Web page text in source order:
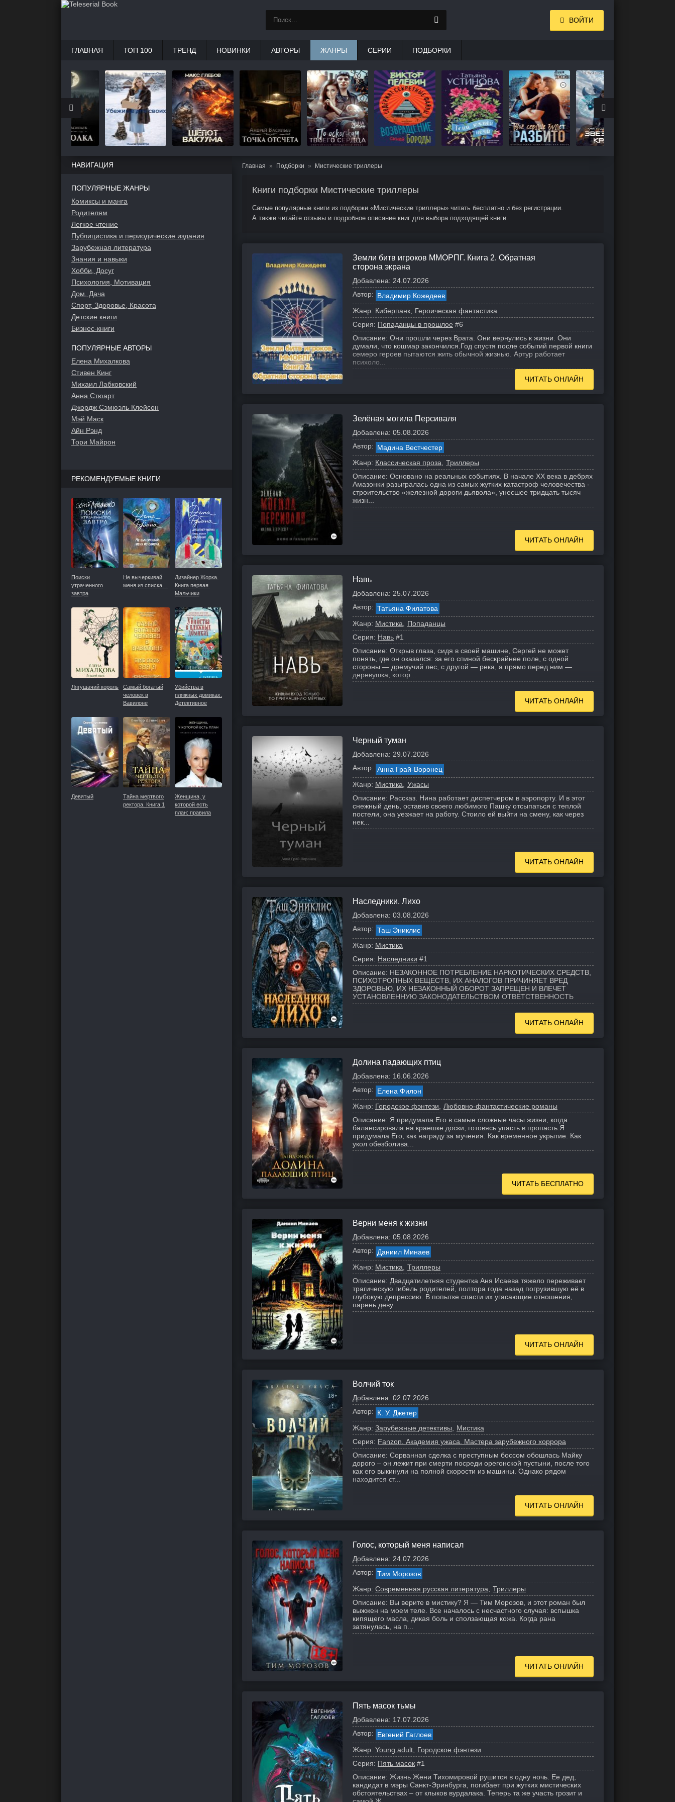
Главная Подборки Мистические триллеры
Книги подборки Мистические триллеры
Самые популярные книги из подборки «Мистические триллеры» читать бесплатно и без регистрации.
А также читайте отзывы и подробное описание книг для выбора подходящей книги.
Земли битв игроков ММОРПГ. Книга 2. Обратная
сторона экрана
Добавлена: 24.07.2026
Автор: Владимир Кожедеев
Жанр: Киберпанк
Героическая фантастика
Серия: Попаданцы в прошлое #6
Описание: Они прошли через Врата. Они вернулись к жизни. Они
думали, что кошмар закончился. Год спустя после событий первой книги
семеро героев пытаются жить обычной жизнью. Артур работает
психоло...
ЧИТАТЬ ОНЛАЙН
Зелёная могила Персиваля
Добавлена: 05.08.2026
Автор: Мадина Вестчестер
Жанр: Классическая проза
Триллеры
Описание: Основано на реальных событиях. В начале XX века в дебрях
Амазонки разыгралась одна из самых жутких катастроф человечества -
строительство «железной дороги дьявола», унесшее тридцать тысяч
жизн...
ЧИТАТЬ ОНЛАЙН
Навь
Добавлена: 25.07.2026
Автор: Татьяна Филатова
Жанр: Мистика
Попаданцы
Серия: Навь #1
Описание: Открыв глаза, сидя в своей машине, Сергей не может
понять, где он оказался: за его спиной бескрайнее поле, с одной
стороны — дремучий лес, с другой — река, а прямо перед ним —
деревушка, котор...
ЧИТАТЬ ОНЛАЙН
Черный туман
Добавлена: 29.07.2026
Автор: Анна Грай-Воронец
Жанр: Мистика
Ужасы
Описание: Рассказ. Нина работает диспетчером в аэропорту. И в этот
снежный день, оставив своего любимого Пашку отсыпаться с теплой
постели, она уезжает на работу. Стоило ей выйти на смену, как через
нек...
ЧИТАТЬ ОНЛАЙН
Наследники. Лихо
Добавлена: 03.08.2026
Автор: Таш Эниклис
Жанр: Мистика
Серия: Наследники #1
Описание: НЕЗАКОННОЕ ПОТРЕБЛЕНИЕ НАРКОТИЧЕСКИХ СРЕДСТВ,
ПСИХОТРОПНЫХ ВЕЩЕСТВ, ИХ АНАЛОГОВ ПРИЧИНЯЕТ ВРЕД
ЗДОРОВЬЮ, ИХ НЕЗАКОННЫЙ ОБОРОТ ЗАПРЕЩЕН И ВЛЕЧЕТ
УСТАНОВЛЕННУЮ ЗАКОНОДАТЕЛЬСТВОМ ОТВЕТСТВЕННОСТЬ
ЧИТАТЬ ОНЛАЙН
Долина падающих птиц
Добавлена: 16.06.2026
Автор: Елена Филон
Жанр: Городское фэнтези
Любовно-фантастические романы
Описание: Я придумала Его в самые сложные часы жизни, когда
балансировала на краешке доски, готовясь упасть в пропасть.Я
придумала Его, как награду за мучения. Как временное укрытие. Как
укол обезболива...
ЧИТАТЬ БЕСПЛАТНО
Верни меня к жизни
Добавлена: 05.08.2026
Автор: Даниил Минаев
Жанр: Мистика
Триллеры
Описание: Двадцатилетняя студентка Аня Исаева тяжело переживает
трагическую гибель родителей, полтора года назад погрузившую её в
глубокую депрессию. В попытке спасти их угасающие отношения,
парень деву...
ЧИТАТЬ ОНЛАЙН
Волчий ток
Добавлена: 02.07.2026
Автор: К. У. Джетер
Жанр: Зарубежные детективы
Мистика
Серия: Fanzon. Академия ужаса. Мастера зарубежного хоррора
Описание: Сорванная сделка с преступным боссом обошлась Майку
дорого – он лежит при смерти посреди орегонской пустыни, после того
как его выкинули на полной скорости из машины. Однако рядом
находится ст...
ЧИТАТЬ ОНЛАЙН
Голос, который меня написал
Добавлена: 24.07.2026
Автор: Тим Морозов
Жанр: Современная русская литература
Триллеры
Описание: Вы верите в мистику? Я — Тим Морозов, и этот роман был
выжжен на моем теле. Все началось с несчастного случая: вспышка
кипящего масла, дикая боль и сползающая кожа. Когда рана
затянулась, на п...
ЧИТАТЬ ОНЛАЙН
Пять масок тьмы
Добавлена: 17.07.2026
Автор: Евгений Гаглоев
Жанр: Young adult
Городское фэнтези
Серия: Пять масок #1
Описание: Жизнь Жени Тихомировой рушится в одну ночь. Ее дед,
кандидат в мэры Санкт-Эринбурга, погибает при жутких мистических
обстоятельствах – от клыков вурдалака. Теперь та же участь грозит и
НАВИГАЦИЯ
ПОПУЛЯРНЫЕ ЖАНРЫ
Комиксы и манга
Родителям
Легкое чтение
Публицистика и периодические издания
Зарубежная литература
Знания и навыки
Хобби, Досуг
Психология, Мотивация
Дом, Дача
Спорт, Здоровье, Красота
Детские книги
Бизнес-книги
ПОПУЛЯРНЫЕ АВТОРЫ
Елена Михалкова
Стивен Кинг
Михаил Лабковский
Анна Стюарт
Джордж Сэмюэль Клейсон
Мэй Маск
Айн Рэнд
Тори Майрон
РЕКОМЕНДУЕМЫЕ КНИГИ
Поиски
утраченного
завтра
Не вычеркивай
меня из списка…
Дизайнер Жорка.
Книга первая.
Мальчики
Лягушачий король
Самый богатый
человек в
Вавилоне
Убийства в
пляжных домиках.
Детективное
«Благотворительный
магазин»
Девятый
Тайна мертвого
ректора. Книга 1
Женщина, у
которой есть
план: правила
ВОЙТИ
ГЛАВНАЯ ТОП 100 ТРЕНД НОВИНКИ АВТОРЫ ЖАНРЫ СЕРИИ ПОДБОРКИ